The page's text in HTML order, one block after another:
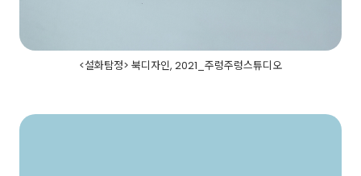
<설화탐정> 북디자인, 2021_주렁주렁스튜디오